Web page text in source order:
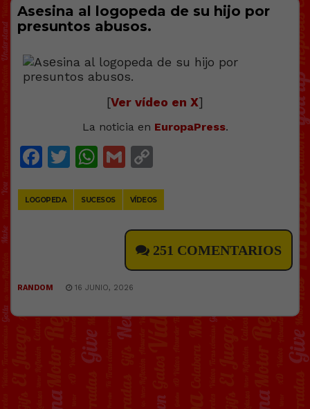
Asеsina al logopeda de su hijo por
presuntos abusоs.
[Ver vídeo en X]
La noticia en EuropaPress.
Facebook
Twitter
WhatsApp
Gmail
LOGOPEDA SUCESOS VÍDEOS
251 COMENTARIOS
RANDOM 16 JUNIO, 2026